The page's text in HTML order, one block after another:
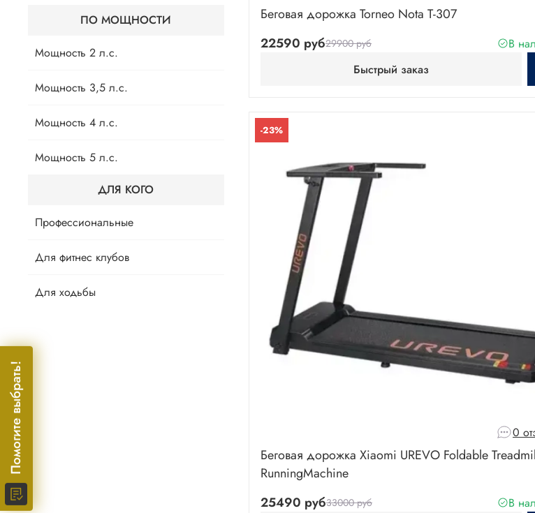
Помогите выбрать!
Беговая дорожка Torneo Nota T-307
22590 руб29900 руб
В
Быстрый заказ
-23%
0
Беговая дорожка Xiaomi UREVO Foldable
RunningMachine
25490 руб33000 руб
В
ПО МОЩНОСТИ
Мощность 2 л.с.
Мощность 3,5 л.с.
Мощность 4 л.с.
Мощность 5 л.с.
ДЛЯ КОГО
Профессиональные
Для фитнес клубов
Для ходьбы